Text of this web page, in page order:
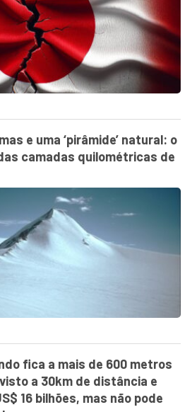
e uma ‘pirâmide’ natural: o
camadas quilométricas de
fica a mais de 600 metros
a 30km de distância e
16 bilhões, mas não pode